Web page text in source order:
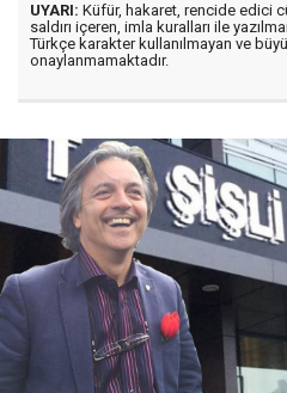
UYARI: Küfür, hakaret, rencide edici
saldırı içeren, imla kuralları ile
Türkçe karakter kullanılmayan ve
onaylanmamaktadır.